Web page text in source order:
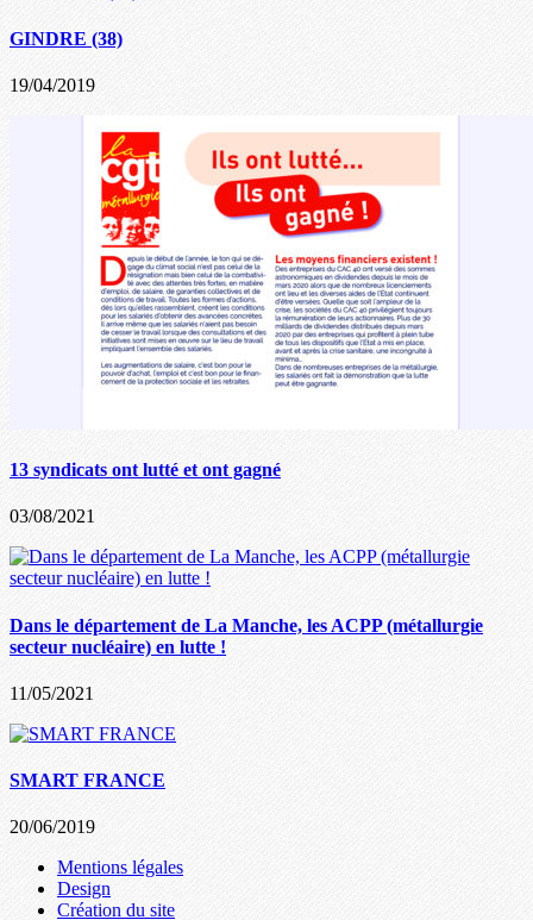
GINDRE (38)
19/04/2019
13 syndicats ont lutté et ont gagné
03/08/2021
Dans le département de La Manche, les ACPP (métallurgie
secteur nucléaire) en lutte !
11/05/2021
SMART FRANCE
20/06/2019
Mentions légales
Design
Création du site